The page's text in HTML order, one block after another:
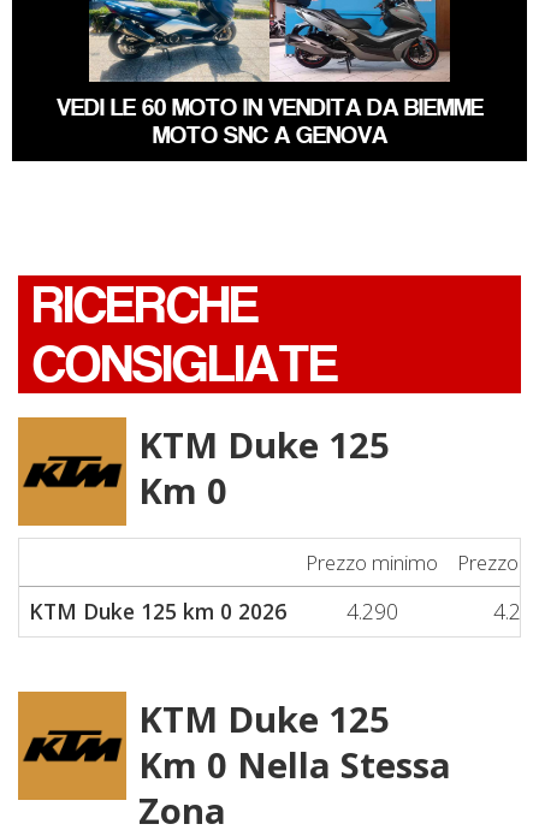
YAMAHA TMAX KYMCO XCITING
VEDI LE 60 MOTO IN VENDITA DA BIEMME
MOTO SNC A GENOVA
RICERCHE
CONSIGLIATE
KTM Duke 125
Km 0
Prezzo minimo Prezzo
KTM Duke 125 km 0 2026 4.290
KTM Duke 125
Km 0 Nella Stessa
Zona